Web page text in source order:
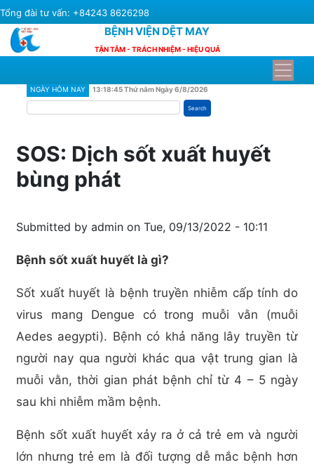
Skip
to
main
content
Tổng đài tư vấn: +84243 8626298
BỆNH VIỆN DỆT MAY
TẬN TÂM - TRÁCH NHIỆM - HIỆU QUẢ
NGÀY HÔM NAY 13:18:46 Thứ năm Ngày 6/8/2026
SOS: Dịch sốt xuất huyết
bùng phát
Submitted by admin on Tue, 09/13/2022 - 10:11
Bệnh sốt xuất huyết là gì?
Sốt xuất huyết là bệnh truyền nhiễm cấp tính do
virus mang Dengue có trong muỗi vằn (muỗi
Aedes aegypti). Bệnh có khả năng lây truyền từ
người nay qua người khác qua vật trung gian là
muỗi vằn, thời gian phát bệnh chỉ từ 4 – 5 ngày
sau khi nhiễm mầm bệnh.
Bệnh sốt xuất huyết xảy ra ở cả trẻ em và người
lớn nhưng trẻ em là đối tượng dễ mắc bệnh hơn